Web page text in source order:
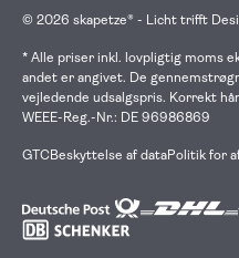
© 2026 skapetze® - Licht trifft
* Alle priser inkl. lovpligtig moms
andet er angivet. De
vejledende udsalgspris. Korrekt
WEEE-Reg.-Nr.: DE 96986869
GTCBeskyttelse af dataPolitik for